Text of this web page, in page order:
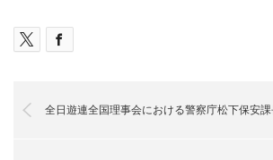
全日遊連全国理事会における警察庁松下保安課